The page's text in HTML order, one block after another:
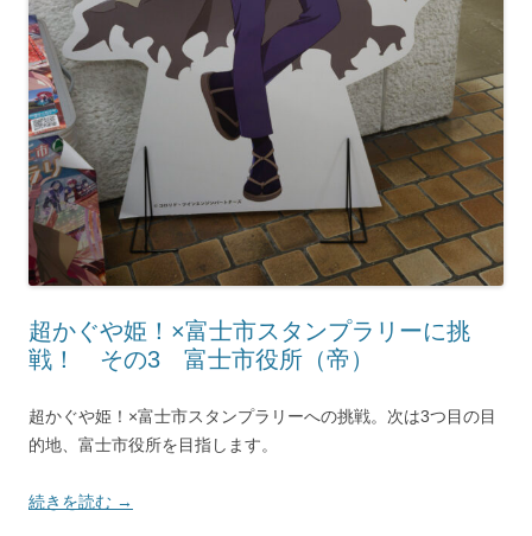
超かぐや姫！×富士市スタンプラリーに挑
戦！ その3 富士市役所（帝）
超かぐや姫！×富士市スタンプラリーへの挑戦。次は3つ目の目
的地、富士市役所を目指します。
続きを読む →